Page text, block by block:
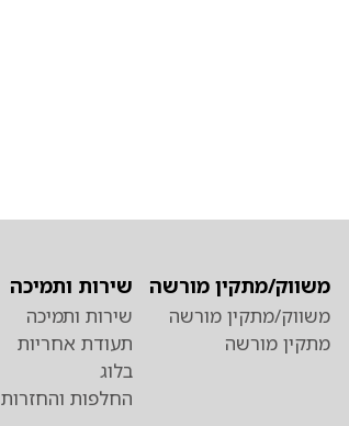
משווק/מתקין מורשה
משווק/מתקין מורשה
מתקין מורשה
שירות ותמיכה
שירות ותמיכה
תעודת אחריות
בלוג
החלפות והחזרות